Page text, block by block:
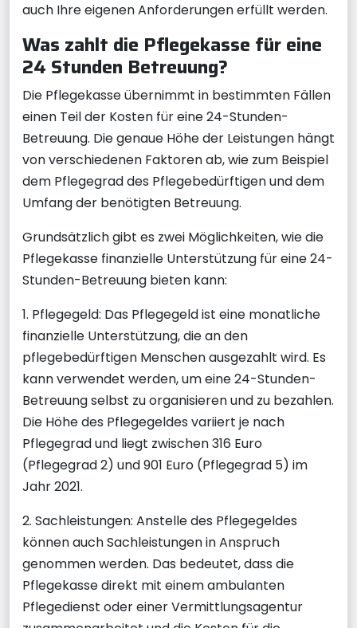
auch Ihre eigenen Anforderungen erfüllt werden.
Was zahlt die Pflegekasse für eine
24 Stunden Betreuung?
Die Pflegekasse übernimmt in bestimmten Fällen
einen Teil der Kosten für eine 24-Stunden-
Betreuung. Die genaue Höhe der Leistungen hängt
von verschiedenen Faktoren ab, wie zum Beispiel
dem Pflegegrad des Pflegebedürftigen und dem
Umfang der benötigten Betreuung.
Grundsätzlich gibt es zwei Möglichkeiten, wie die
Pflegekasse finanzielle Unterstützung für eine 24-
Stunden-Betreuung bieten kann:
1. Pflegegeld: Das Pflegegeld ist eine monatliche
finanzielle Unterstützung, die an den
pflegebedürftigen Menschen ausgezahlt wird. Es
kann verwendet werden, um eine 24-Stunden-
Betreuung selbst zu organisieren und zu bezahlen.
Die Höhe des Pflegegeldes variiert je nach
Pflegegrad und liegt zwischen 316 Euro
(Pflegegrad 2) und 901 Euro (Pflegegrad 5) im
Jahr 2021.
2. Sachleistungen: Anstelle des Pflegegeldes
können auch Sachleistungen in Anspruch
genommen werden. Das bedeutet, dass die
Pflegekasse direkt mit einem ambulanten
Pflegedienst oder einer Vermittlungsagentur